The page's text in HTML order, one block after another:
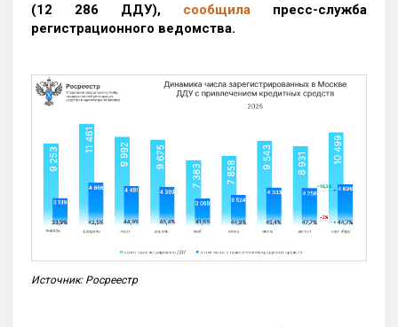
(12 286 ДДУ), сообщила пресс-служба
регистрационного ведомства.
Источник: Росреестр